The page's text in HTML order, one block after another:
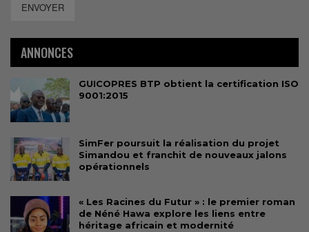
ENVOYER
ANNONCES
GUICOPRES BTP obtient la certification ISO
9001:2015
SimFer poursuit la réalisation du projet
Simandou et franchit de nouveaux jalons
opérationnels
« Les Racines du Futur » : le premier roman
de Néné Hawa explore les liens entre
héritage africain et modernité